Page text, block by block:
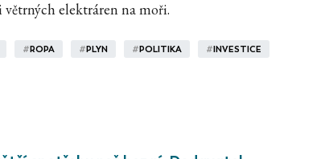
větrných elektráren na moři.
#ROPA #PLYN #POLITIKA #INVESTICE